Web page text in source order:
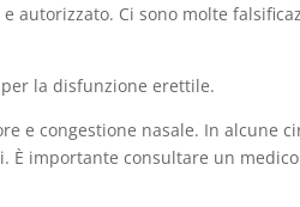
autorizzato. Ci sono molte
la disfunzione erettile.
e congestione nasale. In alcune
importante consultare un